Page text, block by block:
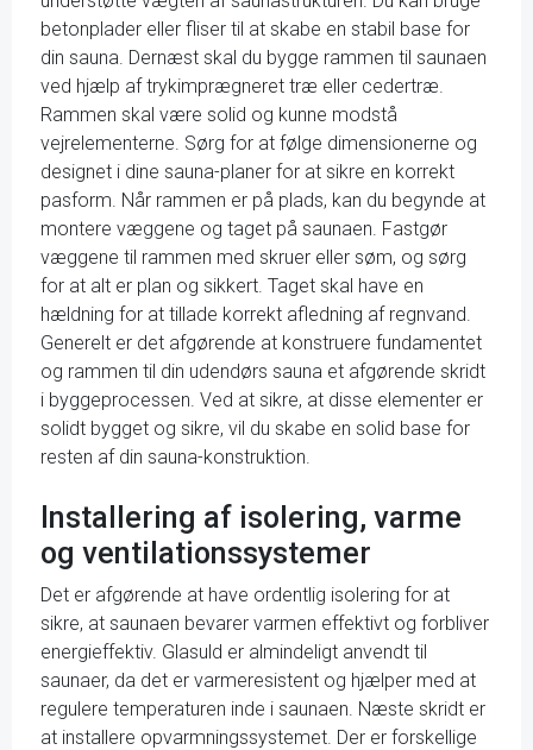
betonplader eller fliser til at skabe en stabil base for
din sauna. Dernæst skal du bygge rammen til saunaen
ved hjælp af trykimprægneret træ eller cedertræ.
Rammen skal være solid og kunne modstå
vejrelementerne. Sørg for at følge dimensionerne og
designet i dine sauna-planer for at sikre en korrekt
pasform. Når rammen er på plads, kan du begynde at
montere væggene og taget på saunaen. Fastgør
væggene til rammen med skruer eller søm, og sørg
for at alt er plan og sikkert. Taget skal have en
hældning for at tillade korrekt afledning af regnvand.
Generelt er det afgørende at konstruere fundamentet
og rammen til din udendørs sauna et afgørende skridt
i byggeprocessen. Ved at sikre, at disse elementer er
solidt bygget og sikre, vil du skabe en solid base for
resten af din sauna-konstruktion.
Installering af isolering, varme
og ventilationssystemer
Det er afgørende at have ordentlig isolering for at
sikre, at saunaen bevarer varmen effektivt og forbliver
energieffektiv. Glasuld er almindeligt anvendt til
saunaer, da det er varmeresistent og hjælper med at
regulere temperaturen inde i saunaen. Næste skridt er
at installere opvarmningssystemet. Der er forskellige